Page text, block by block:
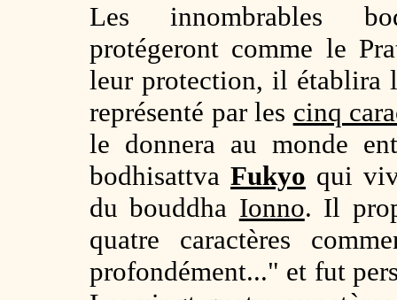
Les innombrables
protégeront comme le
leur protection, il établira
représenté par les cinq
le donnera au monde
bodhisattva Fukyo qui
du bouddha Ionno. Il
quatre caractères
profondément..." et fut